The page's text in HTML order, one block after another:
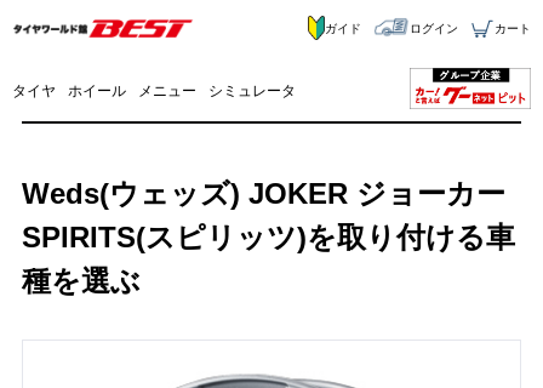
タイヤ ホイール メニュー シミュレータ
ガイド ログイン カート
Weds(ウェッズ) JOKER ジョーカー
SPIRITS(スピリッツ)を取り付ける車
種を選ぶ